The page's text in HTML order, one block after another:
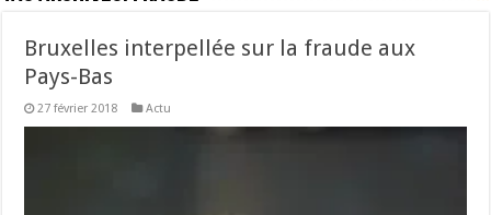
Bruxelles interpellée sur la fraude aux
Pays-Bas
27 février 2018 Actu